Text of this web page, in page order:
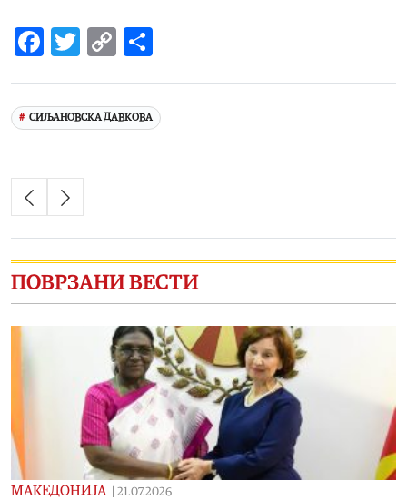
Facebook
Twitter
Copy
СИЉАНОВСКА ДАВКОВА
ПОВРЗАНИ ВЕСТИ
МАКЕДОНИЈА 21.07.2026